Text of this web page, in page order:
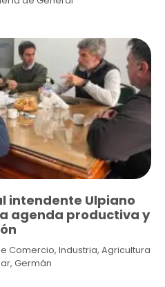
intendente Ulpiano
agenda productiva y
Comercio, Industria, Agricultura
Germán